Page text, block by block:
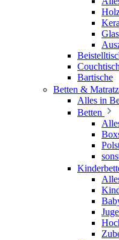
Bartische
Betten &
Alles in
Betten